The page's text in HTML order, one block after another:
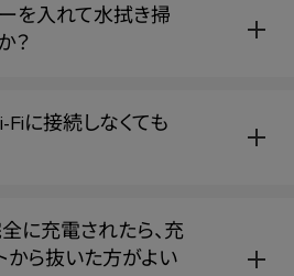
を入れて水拭き掃
？
に接続しなくても
に充電されたら、充
から抜いた方がよい